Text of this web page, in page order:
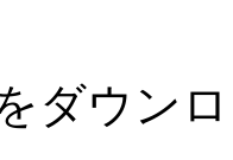
ダウン